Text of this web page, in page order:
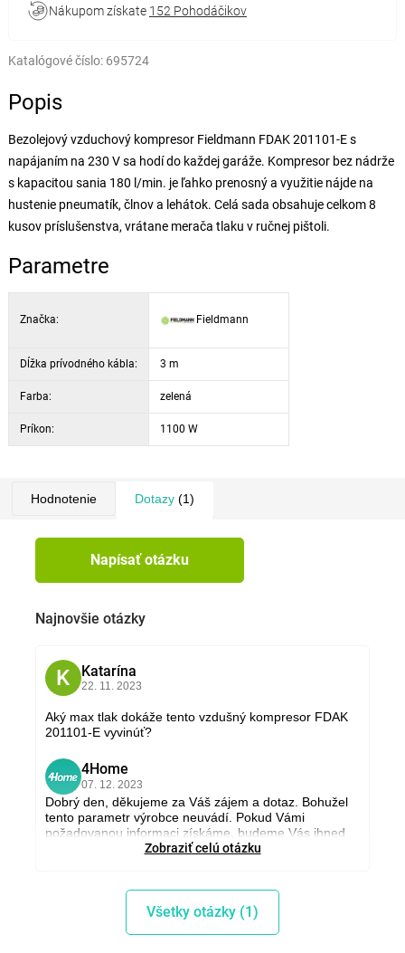
Nákupom získate 152 Pohodáčikov
Katalógové číslo: 695724
Popis
Bezolejový vzduchový kompresor Fieldmann FDAK 201101-E s
napájaním na 230 V sa hodí do každej garáže. Kompresor bez nádrže
s kapacitou sania 180 l/min. je ľahko prenosný a využitie nájde na
hustenie pneumatík, člnov a lehátok. Celá sada obsahuje celkom 8
kusov príslušenstva, vrátane merača tlaku v ručnej pištoli.
Parametre
Značka: Fieldmann
Dĺžka prívodného kábla: 3 m
Farba: zelená
Príkon: 1100 W
Hodnotenie Dotazy(1)
Napísať otázku
Najnovšie otázky
K Katarína
22. 11. 2023
Aký max tlak dokáže tento vzdušný kompresor FDAK
201101-E vyvinúť?
4 4Home
07. 12. 2023
Dobrý den, děkujeme za Váš zájem a dotaz. Bohužel
tento parametr výrobce neuvádí. Pokud Vámi
požadovanou informaci získáme, budeme Vás ihned
informovat. Děkujeme za pochopení. S přáním
Zobraziť celú otázku
Všetky otázky (1)